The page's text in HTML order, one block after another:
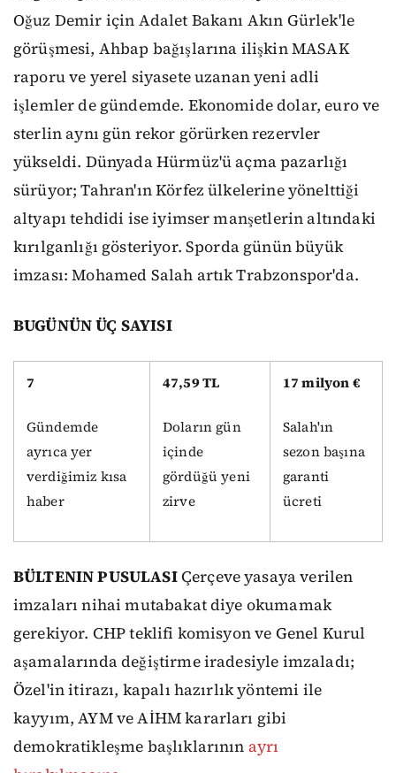
Oğuz Demir için Adalet Bakanı Akın Gürlek'le
görüşmesi, Ahbap bağışlarına ilişkin MASAK
raporu ve yerel siyasete uzanan yeni adli
işlemler de gündemde. Ekonomide dolar, euro ve
sterlin aynı gün rekor görürken rezervler
yükseldi. Dünyada Hürmüz'ü açma pazarlığı
sürüyor; Tahran'ın Körfez ülkelerine yönelttiği
altyapı tehdidi ise iyimser manşetlerin altındaki
kırılganlığı gösteriyor. Sporda günün büyük
imzası: Mohamed Salah artık Trabzonspor'da.
BUGÜNÜN ÜÇ SAYISI
7
Gündemde
ayrıca yer
verdiğimiz kısa
haber
47,59 TL
Doların gün
içinde
gördüğü yeni
zirve
17 milyon €
Salah'ın
sezon başına
garanti
ücreti
BÜLTENIN PUSULASIÇerçeve yasaya verilen
imzaları nihai mutabakat diye okumamak
gerekiyor. CHP teklifi komisyon ve Genel Kurul
aşamalarında değiştirme iradesiyle imzaladı;
Özel'in itirazı, kapalı hazırlık yöntemi ile
kayyım, AYM ve AİHM kararları gibi
demokratikleşme başlıklarının ayrı